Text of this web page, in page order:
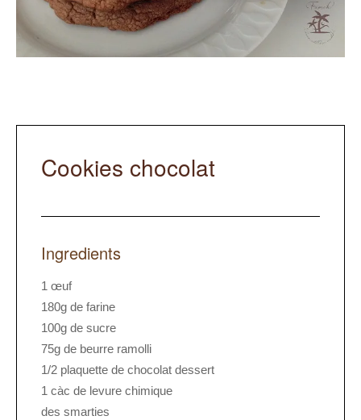
Cookies chocolat
Ingredients
1 œuf
180g de farine
100g de sucre
75g de beurre ramolli
1/2 plaquette de chocolat dessert
1 càc de levure chimique
des smarties